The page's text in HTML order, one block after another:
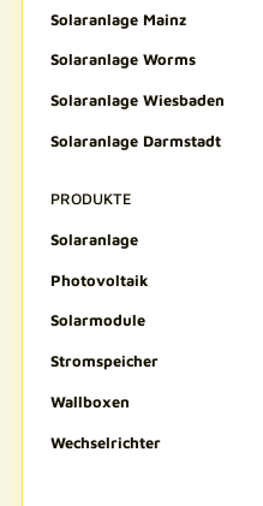
Solaranlage Mainz
Solaranlage Worms
Solaranlage Wiesbaden
Solaranlage Darmstadt
PRODUKTE
Solaranlage
Photovoltaik
Solarmodule
Stromspeicher
Wallboxen
Wechselrichter